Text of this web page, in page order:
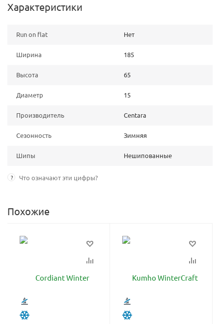
Характеристики
Run on flat Нет
Ширина 185
Высота 65
Диаметр 15
Производитель Centara
Сезонность Зимняя
Шипы Нешипованные
? Что означают эти цифры?
Похожие